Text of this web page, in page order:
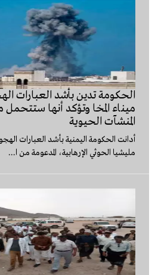
الحكومة تدين بأشد العبارات
ميناء المخا وتؤكد أنها ستتحمل
المنشآت الحيوية
أدانت الحكومة اليمنية بأشد العبارات
مليشيا الحوثي الإرهابية، المدعومة من ا...